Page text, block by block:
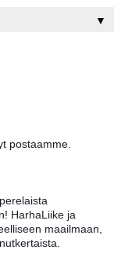
▼
postaamme.
HarhaLiike ja
maailmaan,